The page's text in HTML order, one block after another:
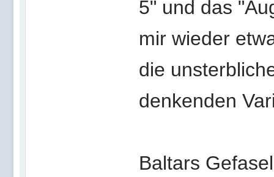
5" und das
mir wieder
die
denkenden
Baltars